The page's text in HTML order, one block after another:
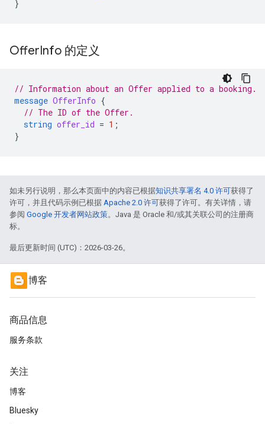
}
OfferInfo 的定义
// Information about an Offer applied to a booking.
message OfferInfo {
// The ID of the Offer.
string offer_id = 1 ;
}
如未另行说明，那么本页面中的内容已根据知识共享署名 4.0 许可获得了
许可，并且代码示例已根据 Apache 2.0 许可获得了许可。有关详情，请
参阅 Google 开发者网站政策。Java 是 Oracle 和/或其关联公司的注册商
标。
最后更新时间 (UTC)：2026-03-26。
博客
商品信息
服务条款
关注
博客
Bluesky